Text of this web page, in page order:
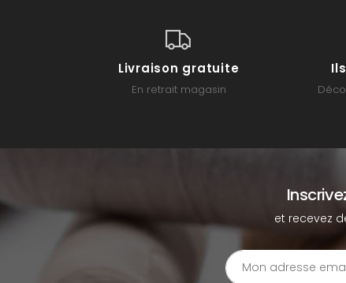
Livraison gratuite
En retrait magasin
et recevez